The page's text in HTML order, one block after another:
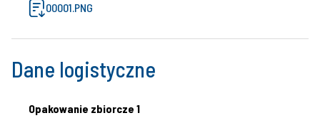
00001.PNG
Dane logistyczne
Opakowanie zbiorcze 1